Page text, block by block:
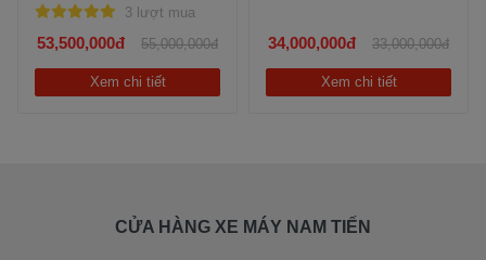
3 lượt mua
53,500,000đ 55,000,000đ
Xem chi tiết
34,000,000đ 33,000,000đ
Xem chi tiết
CỬA HÀNG XE MÁY NAM TIẾN